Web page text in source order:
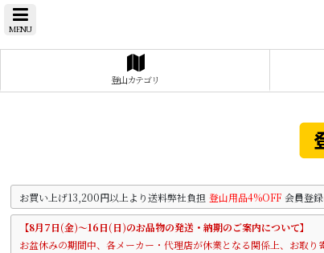
MENU
登山カテゴリ
お買い上げ13,200円以上より送料弊社負担 登山用品4%OFF 会員登
【8月7日(金)～16日(日)のお品物の発送・納期のご案内について】
お盆休みの期間中、各メーカー・代理店が休業となる関係上、お取